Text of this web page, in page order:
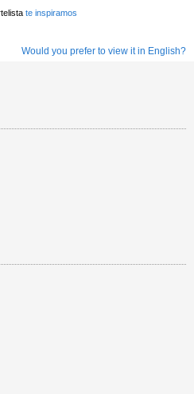
te inspiramos
Would you prefer to view it in English?